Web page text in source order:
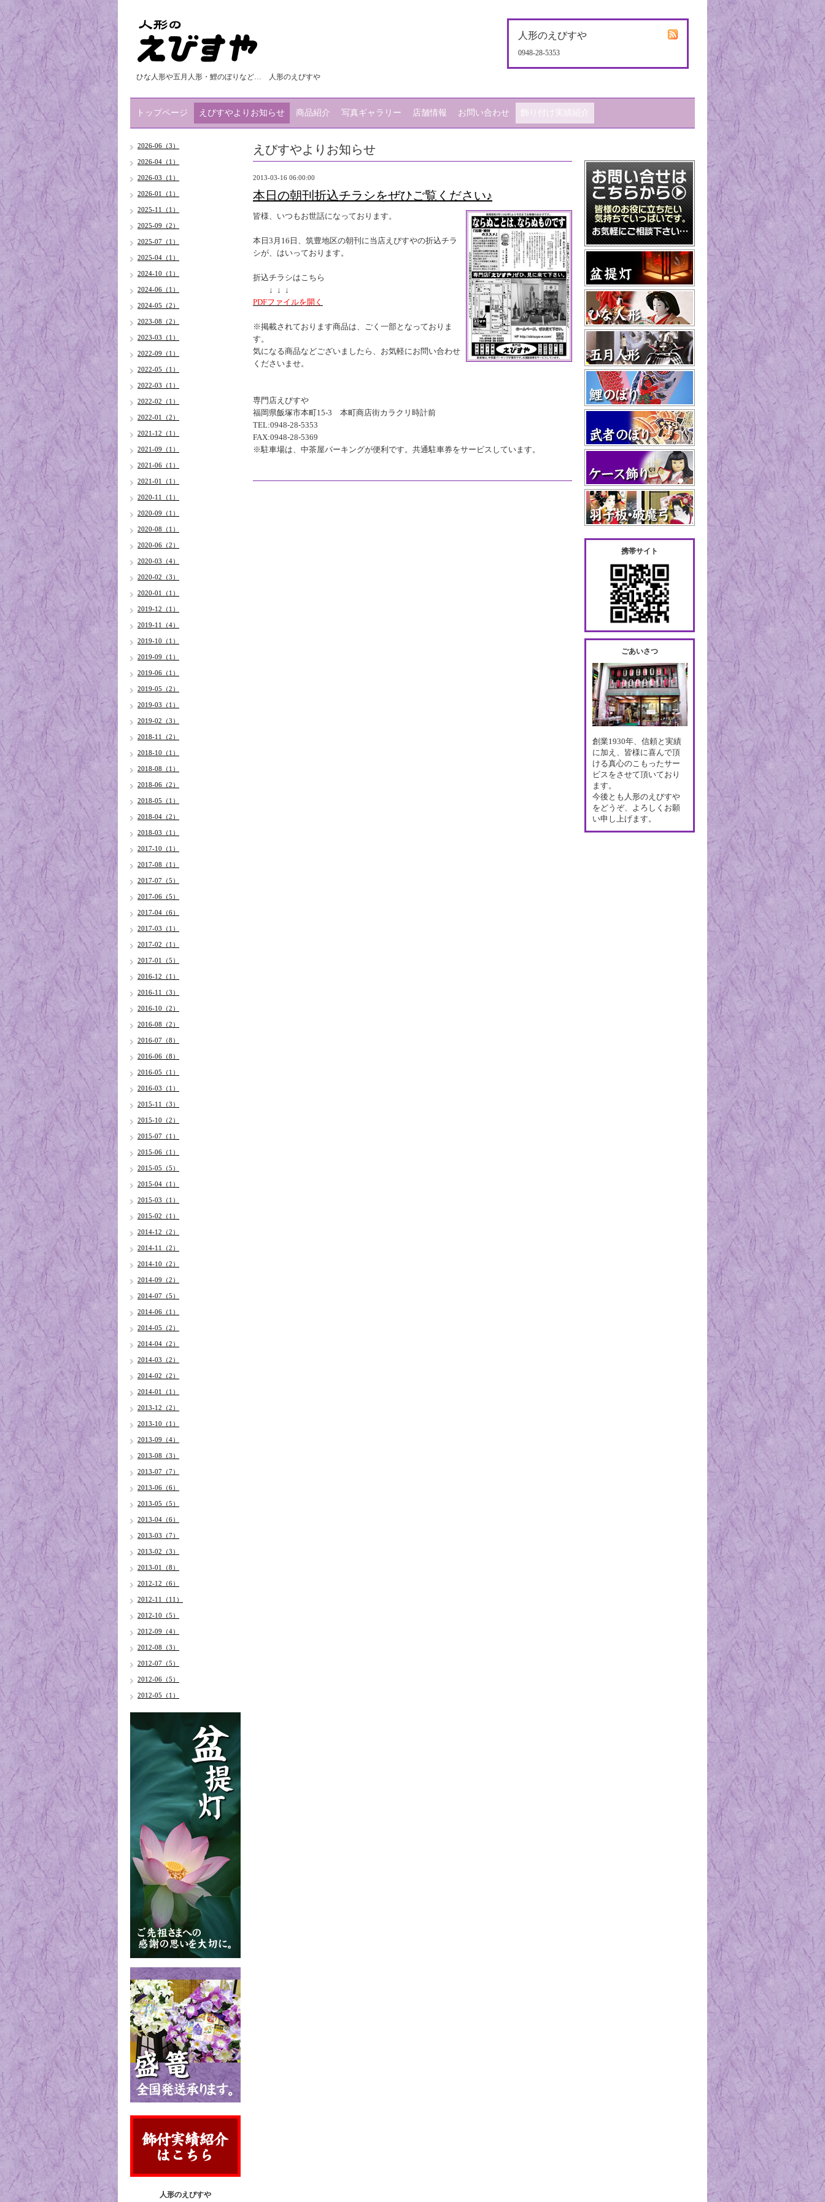
人形のえびすや
0948-28-5353
ひな人形や五月人形・鯉のぼりなど… 人形のえびすや
トップページ えびすやよりお知らせ 商品紹介 写真ギャラリー 店舗情報 お問い合わせ 飾り付け実績紹介
えびすやよりお知らせ
2013-03-16 06:00:00
本日の朝刊折込チラシをぜひご覧ください♪
皆様、いつもお世話になっております。
本日3月16日、筑豊地区の朝刊に当店えびすやの折込チラ
シが、はいっております。
折込チラシはこちら
↓ ↓ ↓
PDFファイルを開く
※掲載されております商品は、ごく一部となっておりま
す。
気になる商品などございましたら、お気軽にお問い合わせ
くださいませ。
専門店えびすや
福岡県飯塚市本町15-3 本町商店街カラクリ時計前
TEL:0948-28-5353
FAX:0948-28-5369
※駐車場は、中茶屋パーキングが便利です。共通駐車券をサービスしています。
2026-06（3）
2026-04（1）
2026-03（1）
2026-01（1）
2025-11（1）
2025-09（2）
2025-07（1）
2025-04（1）
2024-10（1）
2024-06（1）
2024-05（2）
2023-08（2）
2023-03（1）
2022-09（1）
2022-05（1）
2022-03（1）
2022-02（1）
2022-01（2）
2021-12（1）
2021-09（1）
2021-06（1）
2021-01（1）
2020-11（1）
2020-09（1）
2020-08（1）
2020-06（2）
2020-03（4）
2020-02（3）
2020-01（1）
2019-12（1）
2019-11（4）
2019-10（1）
2019-09（1）
2019-06（1）
2019-05（2）
2019-03（1）
2019-02（3）
2018-11（2）
2018-10（1）
2018-08（1）
2018-06（2）
2018-05（1）
2018-04（2）
2018-03（1）
2017-10（1）
2017-08（1）
2017-07（5）
2017-06（5）
2017-04（6）
2017-03（1）
2017-02（1）
2017-01（5）
2016-12（1）
2016-11（3）
2016-10（2）
2016-08（2）
2016-07（8）
2016-06（8）
2016-05（1）
2016-03（1）
2015-11（3）
2015-10（2）
2015-07（1）
2015-06（1）
2015-05（5）
2015-04（1）
2015-03（1）
2015-02（1）
2014-12（2）
2014-11（2）
2014-10（2）
2014-09（2）
2014-07（5）
2014-06（1）
2014-05（2）
2014-04（2）
2014-03（2）
2014-02（2）
2014-01（1）
2013-12（2）
2013-10（1）
2013-09（4）
2013-08（3）
2013-07（7）
2013-06（6）
2013-05（5）
2013-04（6）
2013-03（7）
2013-02（3）
2013-01（8）
2012-12（6）
2012-11（11）
2012-10（5）
2012-09（4）
2012-08（3）
2012-07（5）
2012-06（5）
2012-05（1）
人形のえびすや
携帯サイト
ごあいさつ
創業1930年、信頼と実績
に加え、皆様に喜んで頂
ける真心のこもったサー
ビスをさせて頂いており
ます。
今後とも人形のえびすや
をどうぞ、よろしくお願
い申し上げます。